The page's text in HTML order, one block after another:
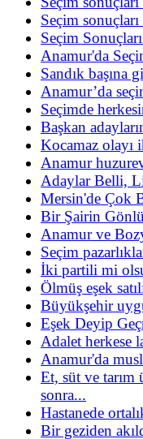
Seçim
Seçim
Anamur'da
Sandık başına
Anamur’da
Seçimde
Başkan
Kocamaz olayı
Anamur
Adaylar Belli,
Mersin'de Çok
Bir Şairin
Anamur ve
Seçim
İki partili mi
Ölmüş eşek
Büyükşehir
Eşek Deyip
Adalet herkese
Anamur'da
Et, süt ve tarım
sonra...
Hastanede
Bir geziden